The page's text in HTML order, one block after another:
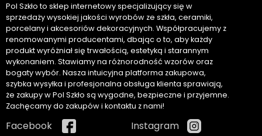
Pol Szkło to sklep internetowy specjalizujący się w
sprzedaży wysokiej jakości wyrobów ze szkła, ceramiki,
porcelany i akcesoriów dekoracyjnych. Współpracujemy z
renomowanymi producentami, dbając o to, aby każdy
produkt wyróżniał się trwałością, estetyką i starannym
wykonaniem. Stawiamy na różnorodność wzorów oraz
bogaty wybór. Nasza intuicyjna platforma zakupowa,
szybka wysyłka i profesjonalna obsługa klienta sprawiają,
że zakupy w Pol Szkło są wygodne, bezpieczne i przyjemne.
Zachęcamy do zakupów i kontaktu z nami!
Facebook Instagram